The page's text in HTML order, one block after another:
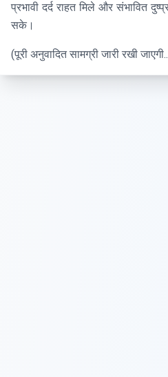
प्रभावी दर्द राहत मिले और संभावित
सके।
(पूरी अनुवादित सामग्री जारी रखी